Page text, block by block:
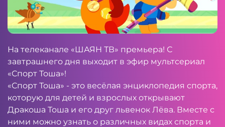
На телеканале «ШАЯН ТВ» премьера! С
завтрашнего дня выходит в эфир мультсериал
«Спорт Тоша»!
«Спорт Тоша» - это весёлая энциклопедия спорта,
которую для детей и взрослых открывают
Дракоша Тоша и его друг львенок Лёва. Вместе с
ними можно узнать о различных видах спорта и